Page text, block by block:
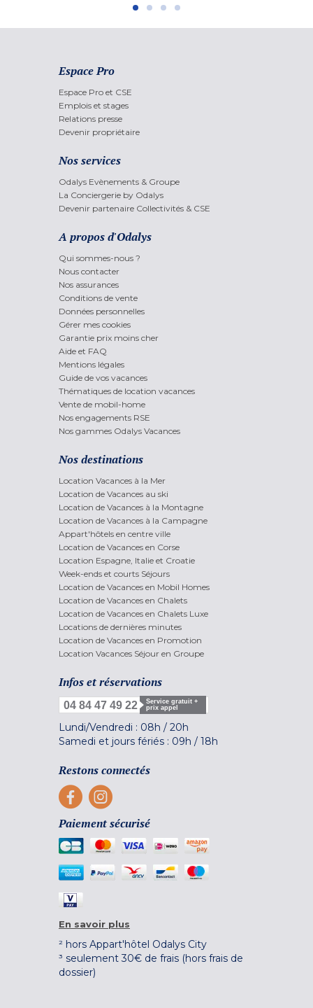
Espace Pro
Espace Pro et CSE
Emplois et stages
Relations presse
Devenir propriétaire
Nos services
Odalys Evènements & Groupe
La Conciergerie by Odalys
Devenir partenaire Collectivités & CSE
A propos d'Odalys
Qui sommes-nous ?
Nous contacter
Nos assurances
Conditions de vente
Données personnelles
Gérer mes cookies
Garantie prix moins cher
Aide et FAQ
Mentions légales
Guide de vos vacances
Thématiques de location vacances
Vente de mobil-home
Nos engagements RSE
Nos gammes Odalys Vacances
Nos destinations
Location Vacances à la Mer
Location de Vacances au ski
Location de Vacances à la Montagne
Location de Vacances à la Campagne
Appart'hôtels en centre ville
Location de Vacances en Corse
Location Espagne, Italie et Croatie
Week-ends et courts Séjours
Location de Vacances en Mobil Homes
Location de Vacances en Chalets
Location de Vacances en Chalets Luxe
Locations de dernières minutes
Location de Vacances en Promotion
Location Vacances Séjour en Groupe
Infos et réservations
04 84 47 49 22
Service gratuit +
prix appel
Lundi/Vendredi : 08h / 20h
Samedi et jours fériés : 09h / 18h
Restons connectés
Paiement sécurisé
En savoir plus
² hors Appart'hôtel Odalys City
³ seulement 30€ de frais (hors frais de
dossier)